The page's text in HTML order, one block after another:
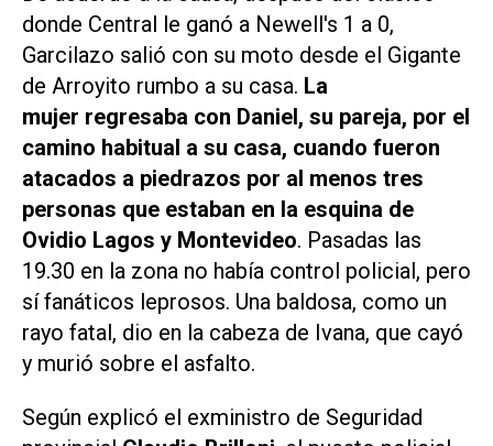
donde Central le ganó a Newell's 1 a 0,
Garcilazo salió con su moto desde el Gigante
de Arroyito rumbo a su casa. La
mujer regresaba con Daniel, su pareja, por el
camino habitual a su casa, cuando fueron
atacados a piedrazos por al menos tres
personas que estaban en la esquina de
Ovidio Lagos y Montevideo. Pasadas las
19.30 en la zona no había control policial, pero
sí fanáticos leprosos. Una baldosa, como un
rayo fatal, dio en la cabeza de Ivana, que cayó
y murió sobre el asfalto.
Según explicó el exministro de Seguridad